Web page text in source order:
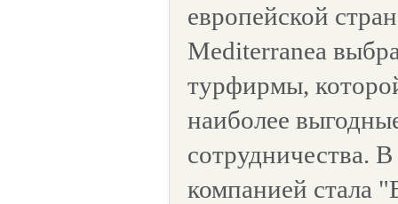
европейской
Mediterranea
турфирмы,
наиболее
сотрудничества.
компанией стала